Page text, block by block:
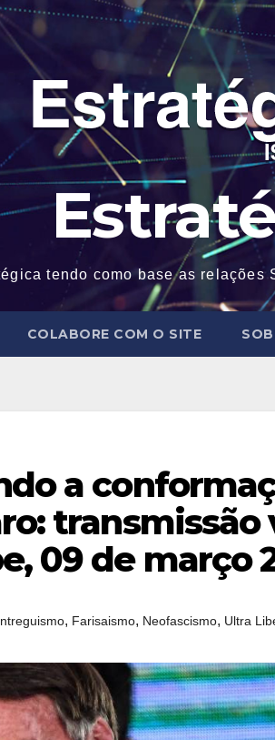
tendo como base as
COLABORE COM O SITE
a
transmissão
09 de março
, Farisaismo, Neofascismo, Ultra